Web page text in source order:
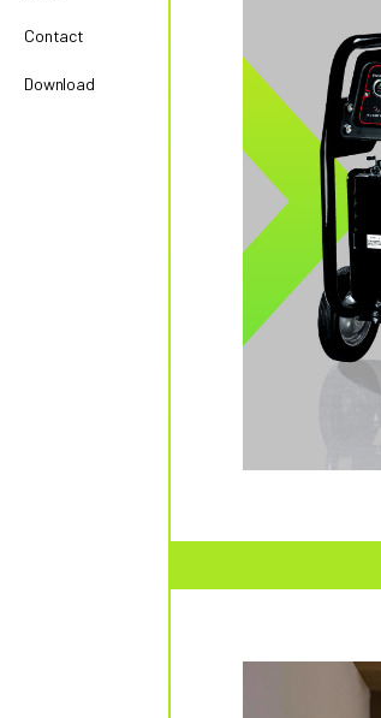
Contact
Download